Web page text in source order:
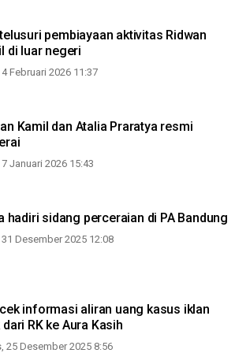
pembiayaan aktivitas Ridwan
di luar negeri
Februari 2026 11:37
Kamil dan Atalia Praratya resmi
Januari 2026 15:43
hadiri sidang perceraian di PA Bandung
Desember 2025 12:08
informasi aliran uang kasus iklan
dari RK ke Aura Kasih
25 Desember 2025 8:56